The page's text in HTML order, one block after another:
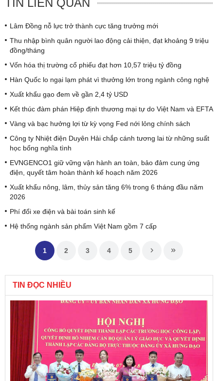
TIN LIÊN QUAN
Lâm Đồng nỗ lực trở thành cực tăng trưởng mới
Thu nhập bình quân người lao động cải thiện, đạt khoảng 9 triệu
đồng/tháng
Vốn hóa thị trường cổ phiếu đạt hơn 10,57 triệu tỷ đồng
Hàn Quốc lo ngại lạm phát vì thưởng lớn trong ngành công nghệ
Xuất khẩu gạo đem về gần 2,4 tỷ USD
Kết thúc đàm phán Hiệp định thương mại tự do Việt Nam và EFTA
Vàng và bạc hưởng lợi từ kỳ vọng Fed nới lỏng chính sách
Công ty Nhiệt điện Duyên Hải chắp cánh tương lai từ những suất
học bổng nghĩa tình
EVNGENCO1 giữ vững vận hành an toàn, bảo đảm cung ứng
điện, quyết tâm hoàn thành kế hoạch năm 2026
Xuất khẩu nông, lâm, thủy sản tăng 6% trong 6 tháng đầu năm
2026
Phí đổi xe điện và bài toán sinh kế
Hệ thống ngành sản phẩm Việt Nam gồm 7 cấp
1 2 3 4 5
TIN ĐỌC NHIỀU